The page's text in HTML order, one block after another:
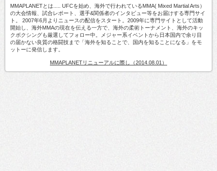
MMAPLANETとは..... UFCを始め、海外で行われているMMA( Mixed Martial Arts）
の大会情報、試合レポート、選手&関係者のインタビュー等をお届けする専門サイ
ト。 2007年6月よりニュースの配信をスタート。2009年に専門サイトとして活動
開始し、海外MMAの現在を伝える一方で、海外の柔術トーナメント、海外のキッ
クボクシングも厳選してフォロー中。メジャー系イベントから日本国内で余り目
の届かない良質の格闘技まで「海外を知ることで、国内を知ることになる」をモ
ットーに発信します。
MMAPLANETリニューアルに際し（2014.08.01）